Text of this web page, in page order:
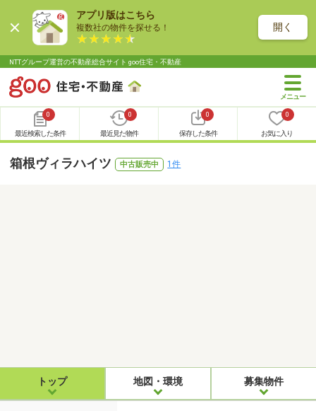
アプリ版はこちら
複数社の物件を探せる！ 開く
NTTグループ運営の不動産総合サイト goo住宅・不動産
0
最近検索した条件
0
最近見た物件
0
保存した条件
0
お気に入り
箱根ヴィラハイツ 中古販売中 1件
トップ 地図・環境 募集物件